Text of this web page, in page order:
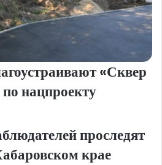
«Сквер
по нацпроекту
проследят
крае